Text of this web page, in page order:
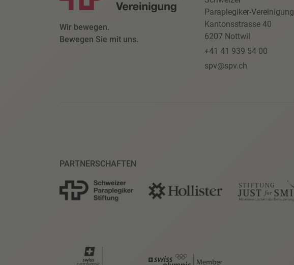
Wir bewegen.
Bewegen Sie mit uns.
Paraplegiker-Vereinigung
Kantonsstrasse 40
6207 Nottwil
+41 41 939 54 00
spv@spv.ch
PARTNERSCHAFTEN